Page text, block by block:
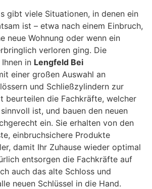
gibt viele Situationen, in denen ein
ist – etwa nach einem Einbruch,
neue Wohnung oder wenn ein
verloren ging. Die
in Lengfeld Bei
einer großen Auswahl an
und Schließzylindern zur
beurteilen die Fachkräfte, welcher
ist, und bauen den neuen
ein. Sie erhalten von den
einbruchsichere Produkte
damit Ihr Zuhause wieder optimal
entsorgen die Fachkräfte auf
auch das alte Schloss und
neuen Schlüssel in die Hand.